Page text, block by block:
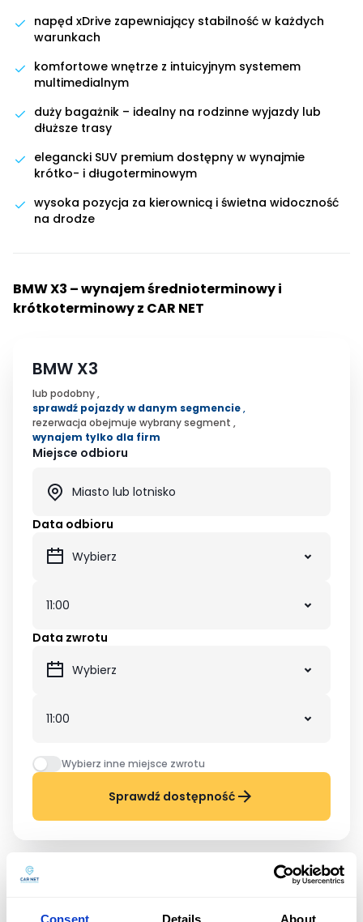
Consent Details About
napęd xDrive zapewniający stabilność w każdych
warunkach
komfortowe wnętrze z intuicyjnym systemem
multimedialnym
duży bagażnik – idealny na rodzinne wyjazdy lub
dłuższe trasy
elegancki SUV premium dostępny w wynajmie
krótko- i długoterminowym
wysoka pozycja za kierownicą i świetna widoczność
na drodze
BMW X3 – wynajem średnioterminowy i
krótkoterminowy z CAR NET
BMW X3
lub podobny ,
sprawdź pojazdy w danym segmencie,
rezerwacja obejmuje wybrany segment ,
wynajem tylko dla firm
Miejsce odbioru
Data odbioru
Data zwrotu
Wybierz inne miejsce zwrotu
Sprawdź dostępność